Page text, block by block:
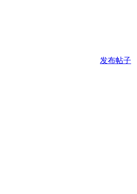
发布帖子